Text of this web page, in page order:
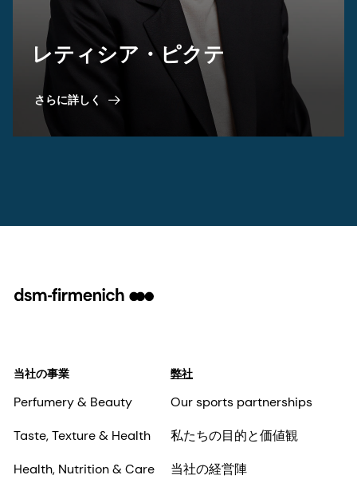
レティシア・ピクテ
さらに詳しく
当社の事業
Perfumery & Beauty
Taste, Texture & Health
Health, Nutrition & Care
弊社
Our sports partnerships
私たちの目的と価値観
当社の経営陣